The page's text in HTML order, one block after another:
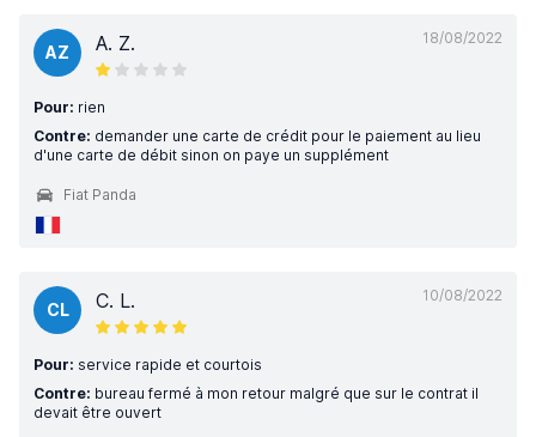
18/08/2022
AZ A. Z.
Pour: rien
Contre: demander une carte de crédit pour le paiement au lieu
d'une carte de débit sinon on paye un supplément
Fiat Panda
10/08/2022
CL C. L.
Pour: service rapide et courtois
Contre: bureau fermé à mon retour malgré que sur le contrat il
devait être ouvert